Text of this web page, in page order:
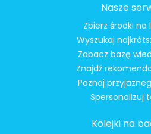
Nasze
Zbierz środki na
Wyszukaj
Zobacz bazę
Znajdź
Poznaj
Spersonalizuj
Kolejki na